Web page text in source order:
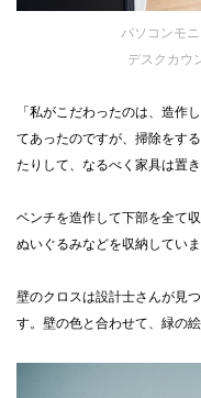
パソコンモ
デスクカウ
「私がこだわったのは、造作
てあったのですが、掃除をす
たりして、なるべく家具は置
ベンチを造作して下部を全て
ぬいぐるみなどを収納していま
壁のクロスは設計士さんが見
す。壁の色と合わせて、緑の